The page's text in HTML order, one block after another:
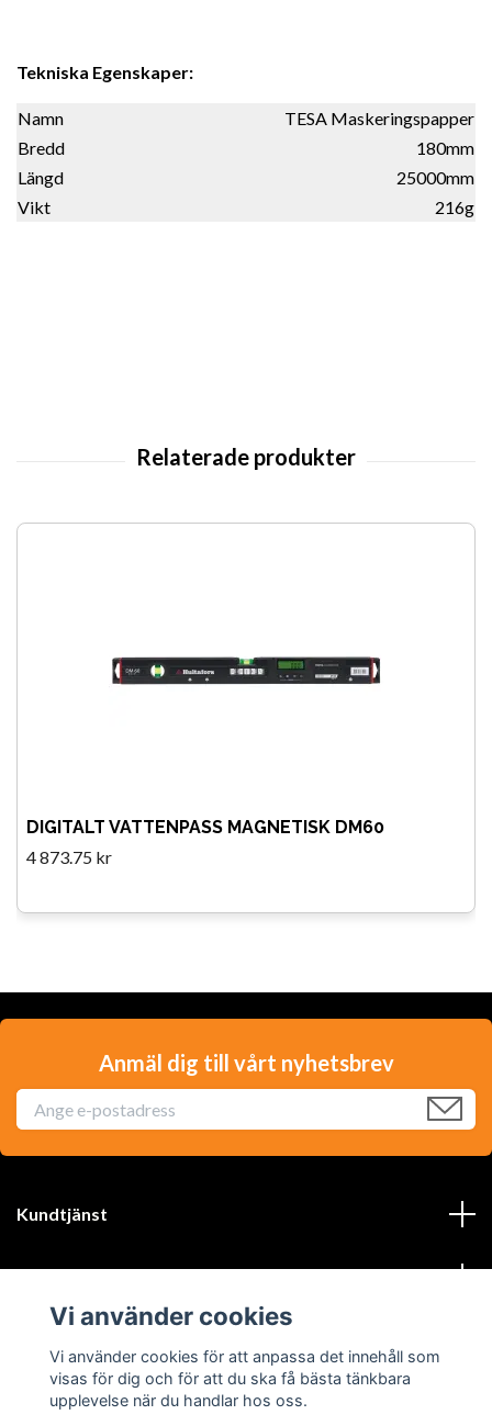
Tekniska Egenskaper:
Namn
TESA Maskeringspapper
Bredd
180mm
Längd
25000mm
Vikt
216g
DIGITALT VATTENPASS MAGNETISK DM60
4 873.75 kr
Anmäl dig till vårt nyhetsbrev
Kundtjänst
Läs mer
Vi använder cookies
Vi använder cookies för att anpassa det innehåll som
visas för dig och för att du ska få bästa tänkbara
upplevelse när du handlar hos oss.